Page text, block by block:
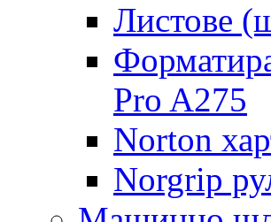
Листове
Pro A275
Norton
Norgrip